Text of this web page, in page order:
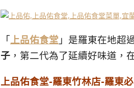
「 上品佑食堂 」是羅東在地超
子 ，第二代為了延續好味道，
上品佑食堂-羅東竹林店-羅東